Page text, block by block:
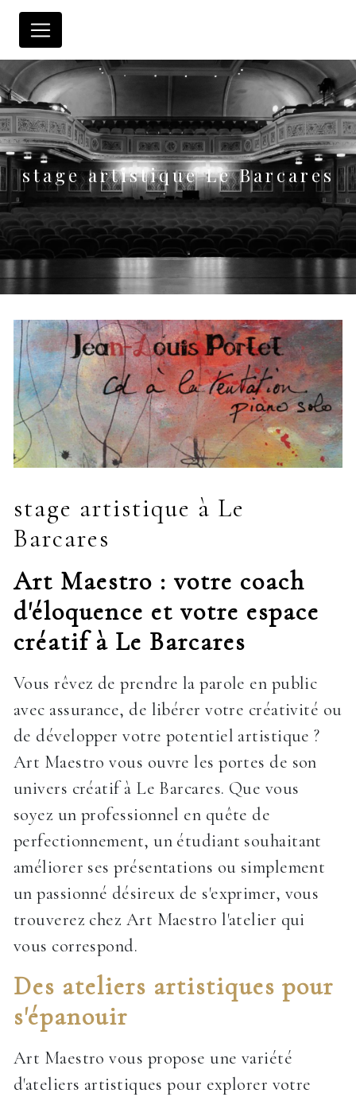
Panneau de gestion des cookies
stage artistique Le Barcares
stage artistique à Le
Barcares
Art Maestro : votre coach
d'éloquence et votre espace
créatif à Le Barcares
Vous rêvez de prendre la parole en public
avec assurance, de libérer votre créativité ou
de développer votre potentiel artistique ?
Art Maestro vous ouvre les portes de son
univers créatif à Le Barcares. Que vous
soyez un professionnel en quête de
perfectionnement, un étudiant souhaitant
améliorer ses présentations ou simplement
un passionné désireux de s'exprimer, vous
trouverez chez Art Maestro l'atelier qui
vous correspond.
Des ateliers artistiques pour
s'épanouir
Art Maestro vous propose une variété
d'ateliers artistiques pour explorer votre